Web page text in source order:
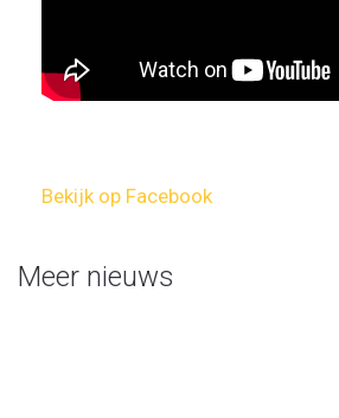
Bekijk op Facebook
Meer nieuws